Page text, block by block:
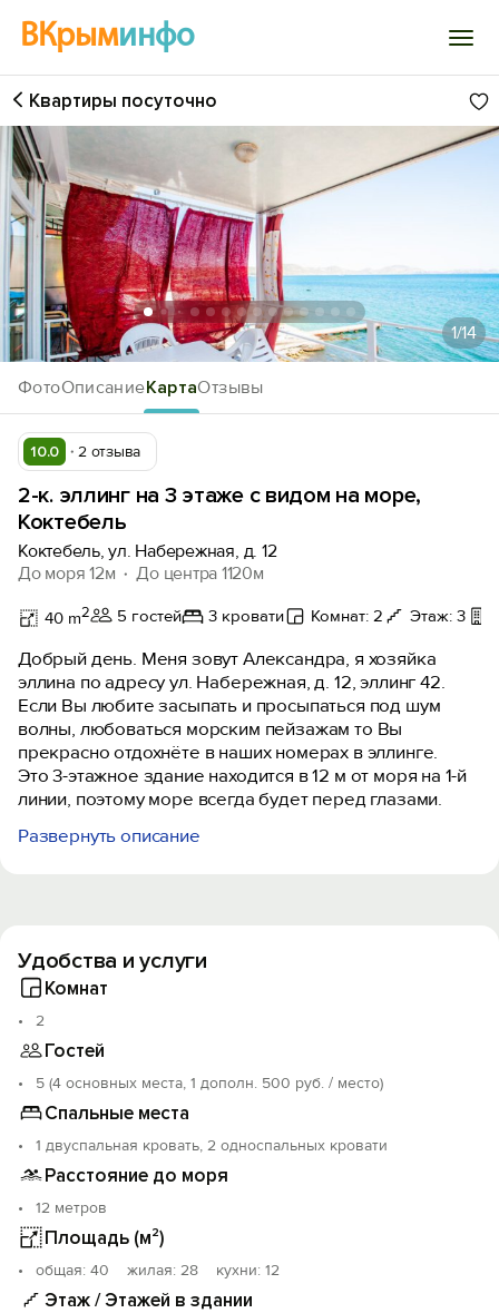
ВКрыминфо
Войти
Избранное
История просмотра
Добавить свой объект
ФотоОписаниеКартаОтзывы
Квартиры посуточно
1/14
10.0 2 отзыва
2-к. эллинг на 3 этаже с видом на море,
Коктебель
Коктебель, ул. Набережная, д. 12
До моря 12м
До центра 1120м
40 m2 5 гостей 3 кровати Комнат: 2 Этаж: 3
Добрый день. Меня зовут Александра, я хозяйка
эллина по адресу ул. Набережная, д. 12, эллинг 42.
Если Вы любите засыпать и просыпаться под шум
волны, любоваться морским пейзажам то Вы
прекрасно отдохнёте в наших номерах в эллинге.
Это 3-этажное здание находится в 12 м от моря на 1-й
линии, поэтому море всегда будет перед глазами.
Номер расположен на 3 этаже, вход начинается с
спальни, совмещенный санузел, холл.
у самого моря на шезлонгах.
До центра посёлка и базара - 15 минут ходьбы, рядом
есть кафе где можно покушать.
Развернуть описание
Удобства и услуги
Комнат
2
Гостей
5 (4 основных места, 1 дополн. 500 руб. / место)
Спальные места
1 двуспальная кровать, 2 односпальных кровати
Расстояние до моря
12 метров
Площадь (м²)
oбщая: 40 жилая: 28 кухни: 12
Этаж / Этажей в здании